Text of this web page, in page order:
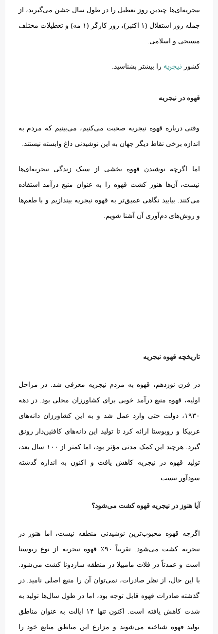
نیجریه‌ای‌ها چندین روز تعطیل را در طول سال جشن می‌گیرند، از
جمله روز استقلال (۱ اکتبر )، روز کارگر (۱ مه ) و تعطیلات مختلف
مسیحی و اسلامی
کشور نیجریه را بیشتر بشناسید.
قهوه در نیجریه
وقتی درباره قهوه نیجریه صحبت می‌کنیم، می‌بینیم که مردم به
اندازه برخی نقاط دیگر جهان به این نوشیدنی داغ وابسته نیستند
اما اگرچه نوشیدن قهوه بخشی از سبک زندگی نیجریه‌ای‌ها
نیست، آن‌ها هنوز کشت قهوه را به عنوان منبع درآمد استفاده
می‌کنند
بیایید نگاهی عمیق‌تر به قهوه نیجریه بیندازیم و با طعم‌ها
و روش‌های دم‌آوری آن آشنا شویم
تاریخچه قهوه نیجریه
در قرن نوزدهم، قهوه به مردم نیجریه معرفی شد
در مراحل
اولیه، قهوه منبع درآمد خوبی برای کشاورزان محلی بود
.در دهه
۱۹۳۰، دولت حتی وارد عمل شد و به این کشاورزان دانه‌های
عربیکا و روبوستا ارائه کرد تا تولید این دانه‌های کافئین‌دار رونق
گیرد
.
هرچند این کمک مدتی مؤثر بود، اما کمتر از ۱۰۰ سال بعد،
تولید قهوه در نیجریه کاهش یافت و اکنون به اندازه گذشته
سودآور نیست
آیا هنوز در نیجریه قهوه کشت می‌شود؟
اگرچه قهوه محبوب‌ترین نوشیدنی منطقه نیست، اما هنوز در
نیجریه کشت می‌شود
تقریباً ۹۰٪ قهوه نیجریه از نوع ربوستا
است و عمدتاً در فلات مامبیلا در منطقه ساردونا کشت می‌شود
با این حال، از نظر صادرات، نمی‌توان آن را منبع اصلی نامید .در
گذشته صادرات قهوه قابل توجه بود، اما در طول سال‌ها تولید به
شدت کاهش یافته است
اکنون تنها ۱۴ ایالت به عنوان مناطق
تولید قهوه شناخته می‌شوند و مزارع این مناطق منابع خود را